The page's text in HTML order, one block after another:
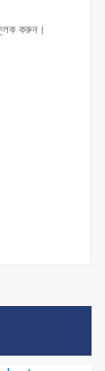
করুন।